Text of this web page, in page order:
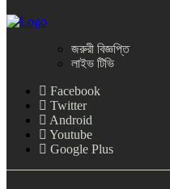
জরুরী বিজ্ঞপ্তি
লাইভ টিভি
Facebook
Twitter
Android
Youtube
Google Plus